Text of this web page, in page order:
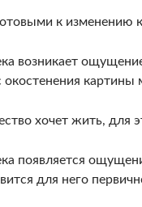
к изменению
возникает
окостенения картины
хочет жить, для
появляется
для него